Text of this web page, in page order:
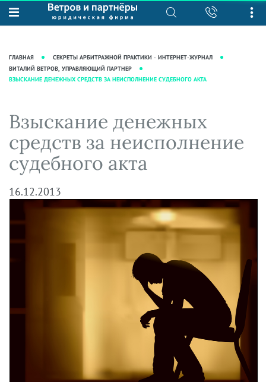
О нас
Рекомендации
фирмы
Кейсы
Вакансии
Юридические услуги
Интеллектуальная собственность
Сопровождение бизнеса
Ведение уголовных дел
Защита активов
База знаний
Журнал "Секреты арбитражной
практики"
Статьи
Аудиоподкасты
Видеоподкасты
Справочная
Вопросы-ответы
Вебинары и семинары
ГЛАВНАЯ
СЕКРЕТЫ АРБИТРАЖНОЙ ПРАКТИКИ - ИНТЕРНЕТ-ЖУРНАЛ
ВИТАЛИЙ ВЕТРОВ, УПРАВЛЯЮЩИЙ ПАРТНЕР
ВЗЫСКАНИЕ ДЕНЕЖНЫХ СРЕДСТВ ЗА НЕИСПОЛНЕНИЕ СУДЕБНОГО АКТА
Взыскание денежных
средств за неисполнение
судебного акта
16.12.2013